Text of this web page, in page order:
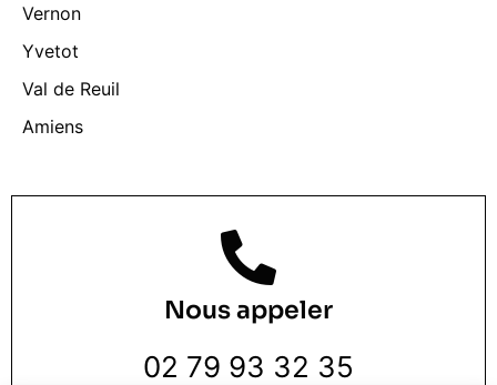
Vernon
Yvetot
Val de Reuil
Amiens
Nous appeler
02 79 93 32 35